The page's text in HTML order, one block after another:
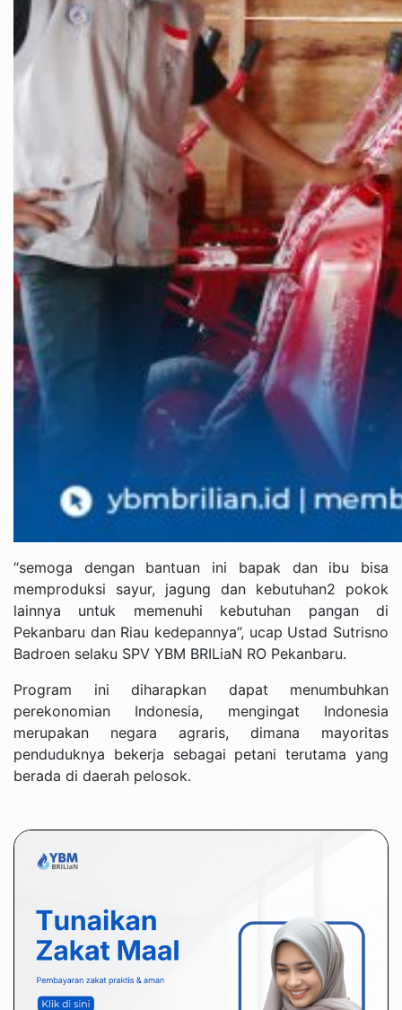
“semoga dengan bantuan ini bapak dan ibu bisa
memproduksi sayur, jagung dan kebutuhan2 pokok
lainnya untuk memenuhi kebutuhan pangan di
Pekanbaru dan Riau kedepannya”, ucap Ustad Sutrisno
Badroen selaku SPV YBM BRILiaN RO Pekanbaru.
Program ini diharapkan dapat menumbuhkan
perekonomian Indonesia, mengingat Indonesia
merupakan negara agraris, dimana mayoritas
penduduknya bekerja sebagai petani terutama yang
berada di daerah pelosok.